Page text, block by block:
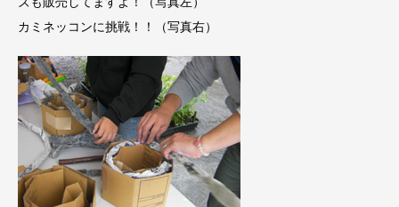
カミネッコンに挑戦！！（写真右）